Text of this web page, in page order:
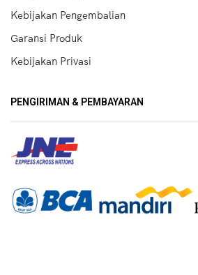
Kebijakan Pengembalian
Garansi Produk
Kebijakan Privasi
PENGIRIMAN & PEMBAYARAN